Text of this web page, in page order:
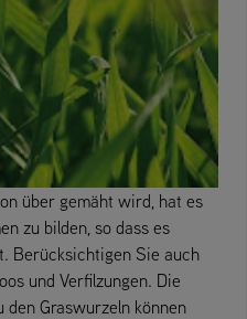
über gemäht wird, hat es
zu bilden, so dass es
Berücksichtigen Sie auch
und Verfilzungen. Die
Graswurzeln können